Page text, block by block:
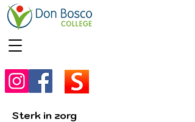
Sterk in zorg